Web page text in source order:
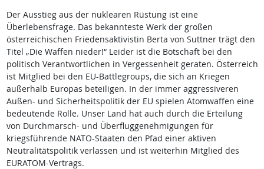
Der Ausstieg aus der nuklearen Rüstung ist eine
Überlebensfrage. Das bekannteste Werk der großen
österreichischen Friedensaktivistin Berta von Suttner trägt den
Titel „Die Waffen nieder!“ Leider ist die Botschaft bei den
politisch Verantwortlichen in Vergessenheit geraten. Österreich
ist Mitglied bei den EU-Battlegroups, die sich an Kriegen
außerhalb Europas beteiligen. In der immer aggressiveren
Außen- und Sicherheitspolitik der EU spielen Atomwaffen eine
bedeutende Rolle. Unser Land hat auch durch die Erteilung
von Durchmarsch- und Überfluggenehmigungen für
kriegsführende NATO-Staaten den Pfad einer aktiven
Neutralitätspolitik verlassen und ist weiterhin Mitglied des
EURATOM-Vertrags.